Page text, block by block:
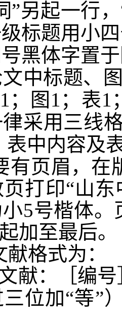
”另起一行，
标题用小
黑体字置
中标题、
；图 1 ；表1
采用三线
表中内容及
有页眉，在
打印“山
5号楷体。
加至最后。
格式为：
献：［编号
位加“等”